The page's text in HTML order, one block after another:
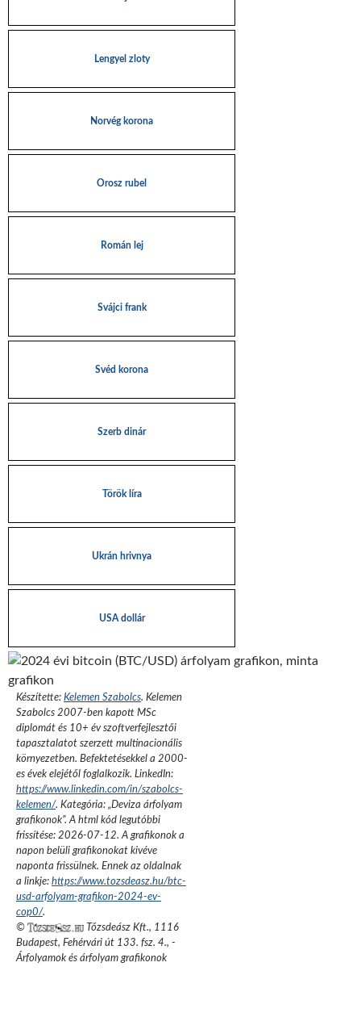
Lengyel zloty
Norvég korona
Orosz rubel
Román lej
Svájci frank
Svéd korona
Szerb dinár
Török líra
Ukrán hrivnya
USA dollár
Készítette: Kelemen Szabolcs. Kelemen
Szabolcs 2007-ben kapott MSc
diplomát és 10+ év szoftverfejlesztői
tapasztalatot szerzett multinacionális
környezetben. Befektetésekkel a 2000-
es évek elejétől foglalkozik. LinkedIn:
https://www.linkedin.com/in/szabolcs-
kelemen/. Kategória: „Deviza árfolyam
grafikonok”.A html kód legutóbbi
frissítése: 2026-07-12. A grafikonok a
napon belüli grafikonokat kivéve
naponta frissülnek. Ennek az oldalnak
a linkje: https://www.tozsdeasz.hu/btc-
usd-arfolyam-grafikon-2024-ev-
cop0/.
©
Tőzsdeász Kft., 1116
Budapest, Fehérvári út 133. fsz. 4., -
Árfolyamok és árfolyam grafikonok